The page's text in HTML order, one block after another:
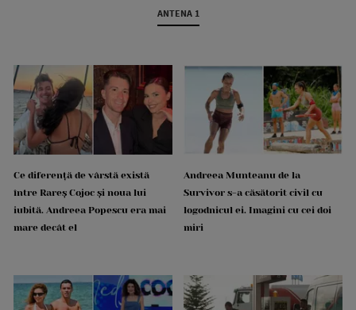
ANTENA 1
Ce diferență de vârstă există
între Rareș Cojoc și noua lui
iubită. Andreea Popescu era mai
mare decât el
Andreea Munteanu de la
Survivor s-a căsătorit civil cu
logodnicul ei. Imagini cu cei doi
miri